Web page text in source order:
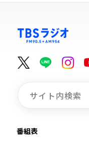
番組表